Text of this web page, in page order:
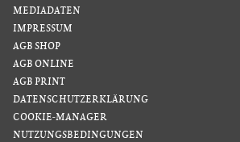
MEDIADATEN
IMPRESSUM
AGB SHOP
AGB ONLINE
AGB PRINT
DATENSCHUTZERKLÄRUNG
COOKIE-MANAGER
NUTZUNGSBEDINGUNGEN